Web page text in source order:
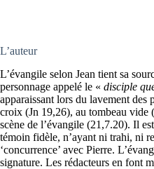
L’auteur
L’évangile selon Jean tient sa
personnage appelé le « disciple
apparaissant lors du lavement des
croix (Jn 19,26), au tombeau vide
scène de l’évangile (21,7.20). Il
témoin fidèle, n’ayant ni trahi, ni
‘concurrence’ avec Pierre.
signature. Les rédacteurs en font